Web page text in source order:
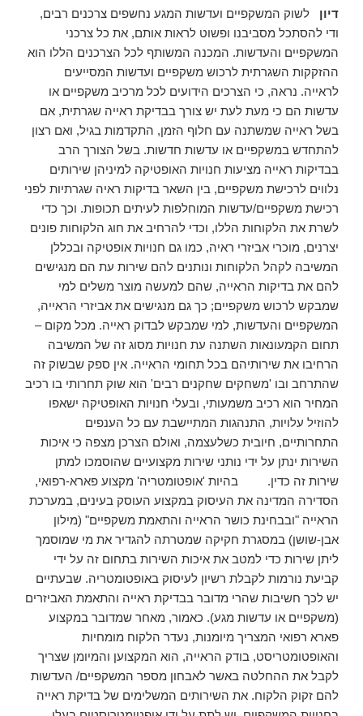
דיון לשוק המשקפיים ועדשות המגע נחשפים צרכנים רבים,
ודי להסתכל מסביבנו ופשוט לראות אותם, את כל צרכני
המשקפיים והעדשות. המכנה המשותף לכל הצרכנים הללו הוא
ההזקקות השגרתית לרכוש משקפיים ועדשות המסייעים
לראייה. נראה, כי הצרכים הידועים לכל מרכיב משקפיים או
עדשות הם כי מעת לעת יש צורך בבדיקת ראייה שגרתית, אם
בשל ראייה שמשתנה עם חלוף הזמן, התקדמות בגיל, ואם רצון
להתחדש במשקפיים או עדשות חדשות. בשל הצורך הרב
בבדיקות ראייה מציעות חנויות האופטיקה למיניהן שירותים
נלווים לרכישת משקפיים, בין השאר בדיקות ראיה שגרתיות לפני
רכישת משקפיים/עדשות המוחלפות לעיתים תכופות. וכך כדי
לשרת את הלקוחות הללו, וכדי להרחיב את חוג הלקוחות פונים
יצרנים, מוכרי אביזרי ראיה, כמו גם חנויות אופטיקה ובכללן
המשיבה לקהל הלקוחות ונותנים להם שירות עת הם מנגישים
להם את בדיקות הראייה, שהם למעשה מוצר משלים למי
שמבקש לרכוש משקפיים; כך גם מנגישים את אביזרי הראייה,
המשקפיים והעדשות, למי שמבקש לבדוק ראייה. מכל מקום –
תחום הקמעונאות השתנה עת חנויות מסוג זה של המשיבה
הרחיבו את שירותיהם בכל תחומי הראייה. אין ספק שבשוק זה
שהתרחב ובו 'משחקים שחקנים רבים' הוא שוק תחרותי בו רכיב
המחיר הוא רכיב משמעותי, ובעלי חנויות האופטיקה ישאפו
להוזיל עלויות, התנהגות המתיישבת עם כל הענפים
התחרותיים, חיובית כשלעצמה, ואולם הצרכן מצפה כי איכות
השירות ינתן על ידי נותני שירות מקצועיים שהוסמכו למתן
שירות זה כדין. בהיות 'אופטומטריה' מקצוע פארא-רפואי,
הסדירה המדינה את העיסוק במקצוע העוסק בעינים, במערכת
הראייה "ובבחינת כושר הראייה והתאמת משקפיים" (מילון
אבן-שושן) במסגרת חקיקה שמטרתה להגדיר את מי שמוסמך
ליתן שירות כדי למטב את איכות השירות בתחום זה על ידי
קביעת נורמות לקבלת רשיון לעיסוק באופטומטריה. שבעתיים
יש לכך חשיבות שהרי מדובר בבדיקת ראייה והתאמת האביזרים
(משקפיים או עדשות מגע). כאמור, מאחר שמדובר במקצוע
פארא רפואי המצריך מיומנות, נעדר הלקוח מומחיות
והאופטומטריסט, בודק הראייה, הוא המקצוען והמיומן שצריך
לקבל את ההחלטה באשר לאבחון מספר המשקפיים/ העדשות
להם זקוק הלקוח. את השירותים המשלימים של בדיקת ראייה